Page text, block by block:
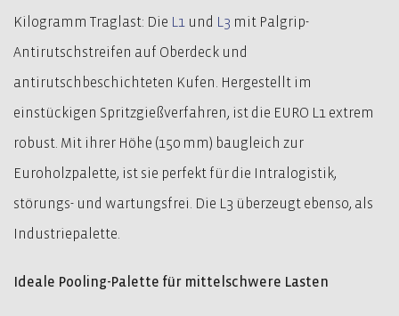
Kilogramm Traglast: Die L1 und L3 mit Palgrip-
Antirutschstreifen auf Oberdeck und
antirutschbeschichteten Kufen. Hergestellt im
einstückigen Spritzgießverfahren, ist die EURO L1 extrem
robust. Mit ihrer Höhe (150 mm) baugleich zur
Euroholzpalette, ist sie perfekt für die Intralogistik,
störungs- und wartungsfrei. Die L3 überzeugt ebenso, als
Industriepalette.
Ideale Pooling-Palette für mittelschwere Lasten